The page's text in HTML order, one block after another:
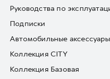
Руководства по
Подписки
Автомобильные аксессуары
Коллекция CITY
Коллекция Базовая